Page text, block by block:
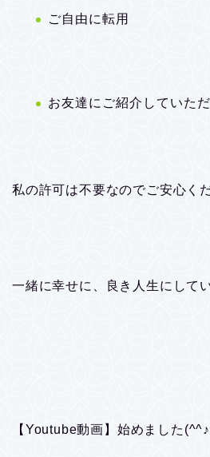
ご自由に転用
お友達にご紹介していた
私の許可は不要なのでご安心く
一緒に幸せに、良き人生にして
【Youtube動画】始めました(^^♪